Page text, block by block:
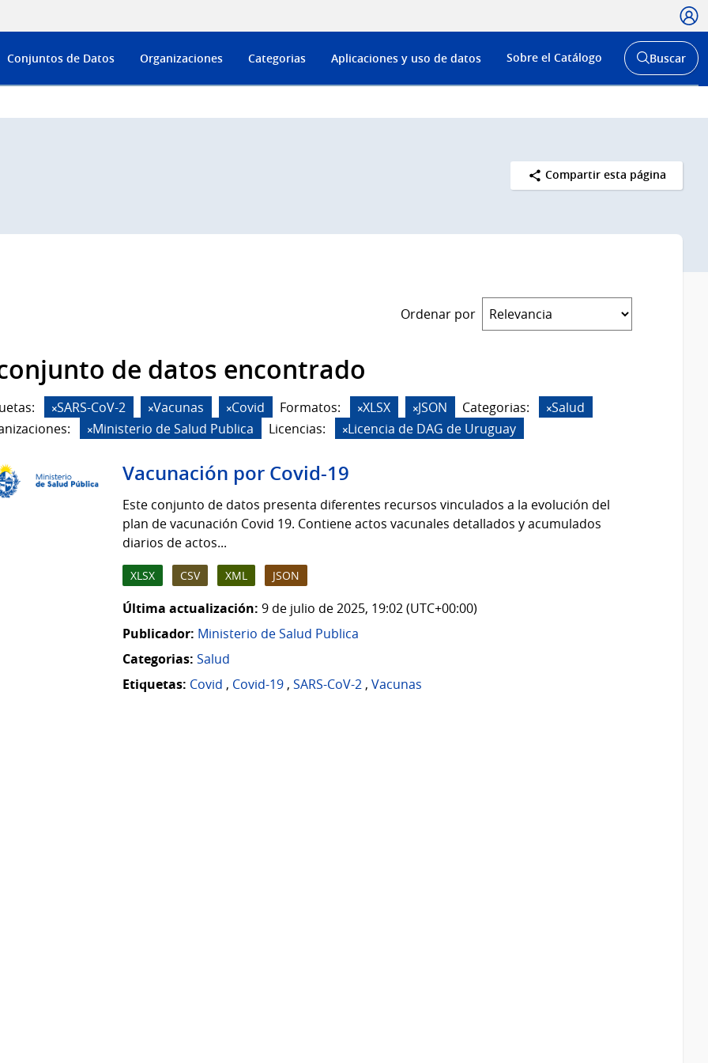
Menú
de
Conjuntos de Datos Organizaciones Categorias Aplicaciones y uso de datos Sobre el Catálogo
Abrir
buscador
Buscar
Compartir esta página
Ordenar por
de datos encontrado
SARS-CoV-2 Vacunas Covid Formatos: XLSX JSON Categorias:
Salud
Ministerio de Salud Publica Licencias: Licencia de DAG de Uruguay
Vacunación por Covid-19
Este conjunto de datos presenta diferentes recursos vinculados a la evolución del
plan de vacunación Covid 19. Contiene actos vacunales detallados y acumulados
diarios de actos...
XLSX CSV XML JSON
Última actualización: 9 de julio de 2025, 19:02 (UTC+00:00)
Publicador: Ministerio de Salud Publica
Categorias: Salud
Etiquetas: Covid , Covid-19, SARS-CoV-2, Vacunas